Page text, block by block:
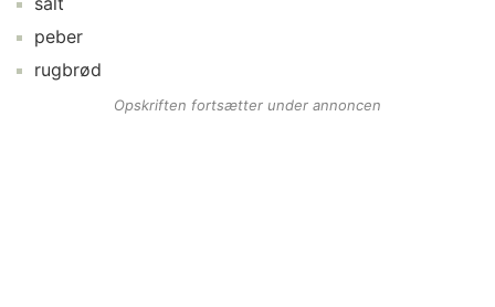
peber
rugbrød
Opskriften fortsætter under annoncen